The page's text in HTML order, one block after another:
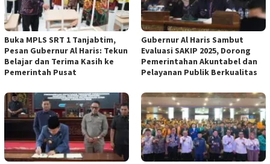
Buka MPLS SRT 1 Tanjabtim,
Pesan Gubernur Al Haris: Tekun
Belajar dan Terima Kasih ke
Pemerintah Pusat
Gubernur Al Haris Sambut
Evaluasi SAKIP 2025, Dorong
Pemerintahan Akuntabel dan
Pelayanan Publik Berkualitas